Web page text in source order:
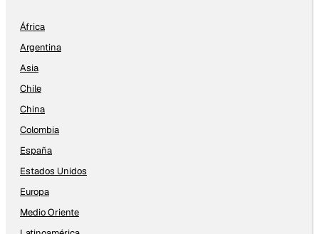
África
Argentina
Asia
Chile
China
Colombia
España
Estados Unidos
Europa
Medio Oriente